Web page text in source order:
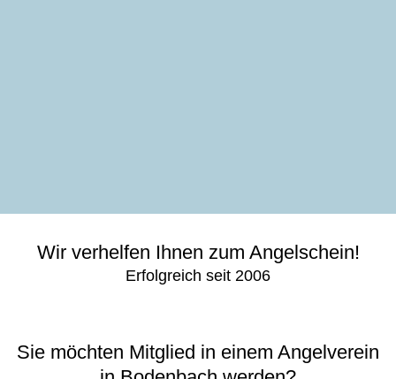
Wir verhelfen Ihnen zum Angelschein!
Erfolgreich seit 2006
Sie möchten Mitglied in einem Angelverein